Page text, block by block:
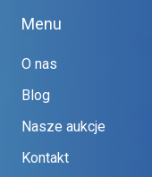
Menu
O nas
Blog
Nasze aukcje
Kontakt